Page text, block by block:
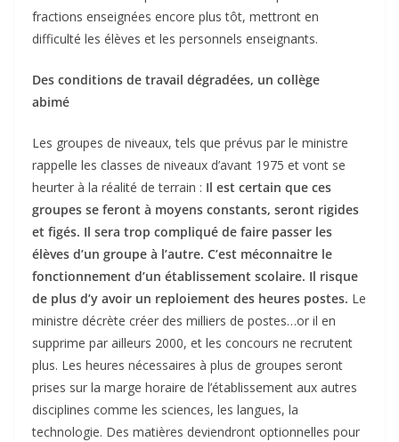
fractions enseignées encore plus tôt, mettront en
difficulté les élèves et les personnels enseignants.
Des conditions de travail dégradées, un collège
abimé
Les groupes de niveaux, tels que prévus par le ministre
rappelle les classes de niveaux d’avant 1975 et vont se
heurter à la réalité de terrain : Il est certain que ces
groupes se feront à moyens constants, seront rigides
et figés. Il sera trop compliqué de faire passer les
élèves d’un groupe à l’autre. C’est méconnaitre le
fonctionnement d’un établissement scolaire. Il risque
de plus d’y avoir un reploiement des heures postes. Le
ministre décrète créer des milliers de postes…or il en
supprime par ailleurs 2000, et les concours ne recrutent
plus. Les heures nécessaires à plus de groupes seront
prises sur la marge horaire de l’établissement aux autres
disciplines comme les sciences, les langues, la
technologie. Des matières deviendront optionnelles pour